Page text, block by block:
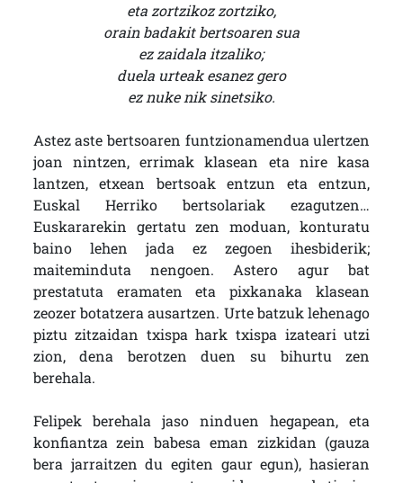
eta zortzikoz zortziko,
orain badakit bertsoaren sua
ez zaidala itzaliko;
duela urteak esanez gero
ez nuke nik sinetsiko.
Astez aste bertsoaren funtzionamendua ulertzen
joan nintzen, errimak klasean eta nire kasa
lantzen, etxean bertsoak entzun eta entzun,
Euskal Herriko bertsolariak ezagutzen…
Euskararekin gertatu zen moduan, konturatu
baino lehen jada ez zegoen ihesbiderik;
maiteminduta nengoen. Astero agur bat
prestatuta eramaten eta pixkanaka klasean
zeozer botatzera ausartzen. Urte batzuk lehenago
piztu zitzaidan txispa hark txispa izateari utzi
zion, dena berotzen duen su bihurtu zen
berehala.
Felipek berehala jaso ninduen hegapean, eta
konfiantza zein babesa eman zizkidan (gauza
bera jarraitzen du egiten gaur egun), hasieran